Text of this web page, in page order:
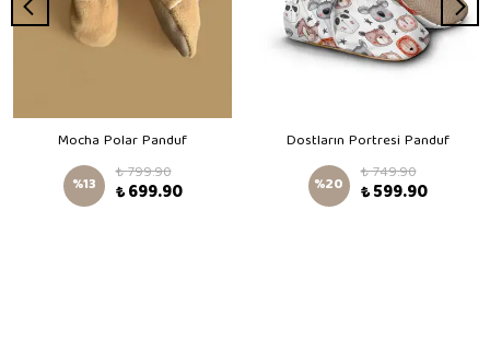
Mocha Polar Panduf
%13 ₺ 799.90
₺ 699.90
Dostların Portresi Panduf
%20 ₺ 749.90
₺ 599.90